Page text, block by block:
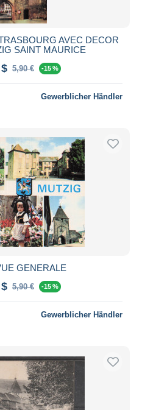
AVEC DECOR
SAINT MAURICE
5,90 € -15 %
Gewerblicher Händler
GENERALE
5,90 € -15 %
Gewerblicher Händler